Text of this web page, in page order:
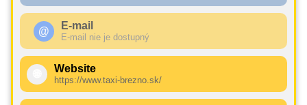
@ E-mail
E-mail nie je dostupný
Website
https://www.taxi-brezno.sk/